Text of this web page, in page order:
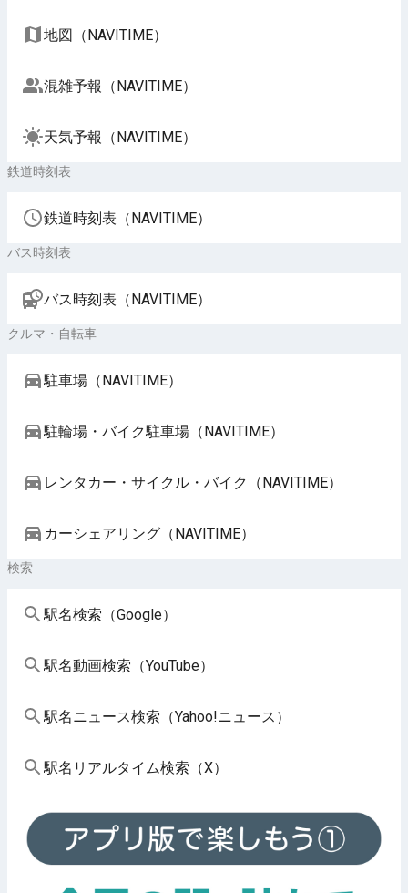
地図（NAVITIME）
混雑予報（NAVITIME）
天気予報（NAVITIME）
鉄道時刻表
鉄道時刻表（NAVITIME）
バス時刻表
バス時刻表（NAVITIME）
クルマ・自転車
駐車場（NAVITIME）
駐輪場・バイク駐車場（NAVITIME）
レンタカー・サイクル・バイク（NAVITIME）
カーシェアリング（NAVITIME）
検索
駅名検索（Google）
駅名動画検索（YouTube）
駅名ニュース検索（Yahoo!ニュース）
駅名リアルタイム検索（X）